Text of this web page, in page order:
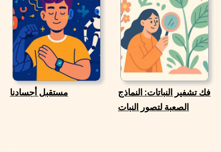
مستقبل أجسادنا
فك تشفير النباتات: النماذج
الصعبة لتصور النبات